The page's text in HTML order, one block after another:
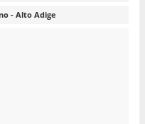
- Alto Adige